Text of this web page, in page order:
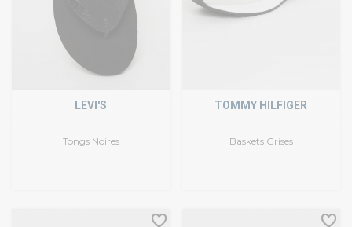
Tongs Noires
LEVI'S
Baskets Grises
TOMMY HILFIGER